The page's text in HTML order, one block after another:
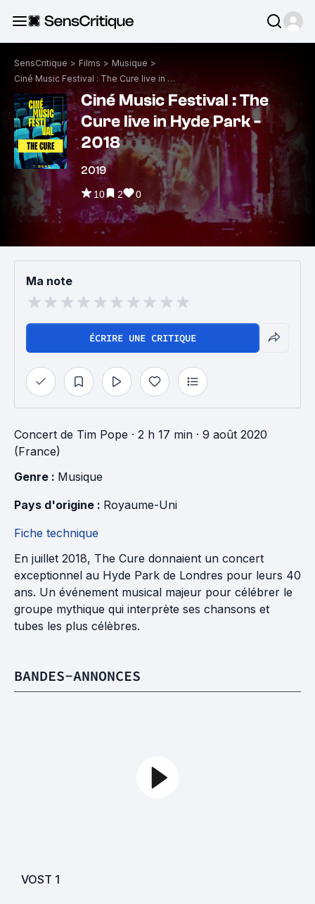
SensCritique > Films > Musique >
Ciné Music Festival : The Cure live in Hyde Park - 2018
Ciné Music Festival : The
Cure live in Hyde Park -
2018
2019
10 2 0
Ma note
ÉCRIRE UNE CRITIQUE
Concert de Tim Pope · 2 h 17 min · 9 août 2020
(France)
Genre : Musique
Pays d'origine : Royaume-Uni
Fiche technique
En juillet 2018, The Cure donnaient un concert
exceptionnel au Hyde Park de Londres pour leurs 40
ans. Un événement musical majeur pour célébrer le
groupe mythique qui interprète ses chansons et
tubes les plus célèbres.
BANDES-ANNONCES
VOST 1